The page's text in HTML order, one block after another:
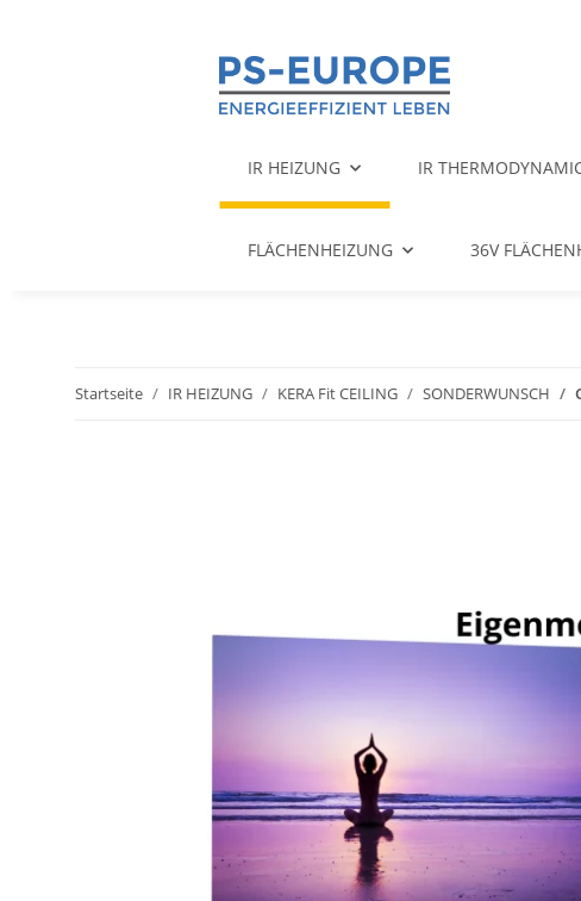
IR HEIZUNG IR
FLÄCHENHEIZUNG 36V
Startseite IR HEIZUNG KERA Fit CEILING SONDERWUNSCH